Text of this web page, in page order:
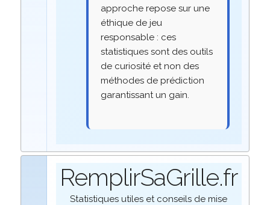
approche repose sur une
éthique de jeu
responsable : ces
statistiques sont des outils
de curiosité et non des
méthodes de prédiction
garantissant un gain.
RemplirSaGrille.fr
Statistiques utiles et conseils de mise